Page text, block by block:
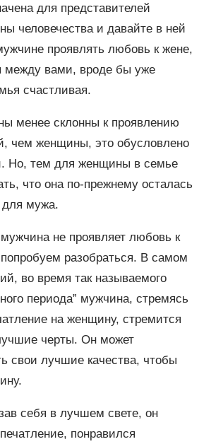
для представителей
человечества и давайте в ней
проявлять любовь к жене,
между вами, вроде бы уже
счастливая.
менее склонны к проявлению
чем женщины, это обусловлено
Но, тем для женщины в семье
что она по-прежнему осталась
для мужа.
не проявляет любовь к
разобраться. В самом
во время так называемого
периода” мужчина, стремясь
на женщину, стремится
черты. Он может
свои лучшие качества, чтобы
себя в лучшем свете, он
понравился